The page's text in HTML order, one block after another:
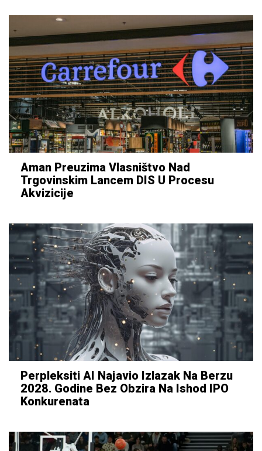
Aman Preuzima Vlasništvo Nad
Trgovinskim Lancem DIS U Procesu
Akvizicije
Perpleksiti AI Najavio Izlazak Na Berzu
2028. Godine Bez Obzira Na Ishod IPO
Konkurenata